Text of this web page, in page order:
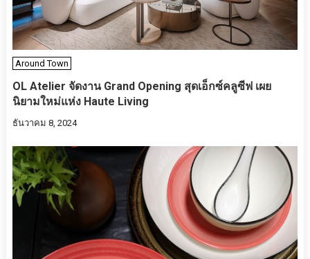
Around Town
OL Atelier จัดงาน Grand Opening สุดเอ็กซ์คลูซีฟ เผย
นิยามใหม่แห่ง Haute Living
ธันวาคม 8, 2024